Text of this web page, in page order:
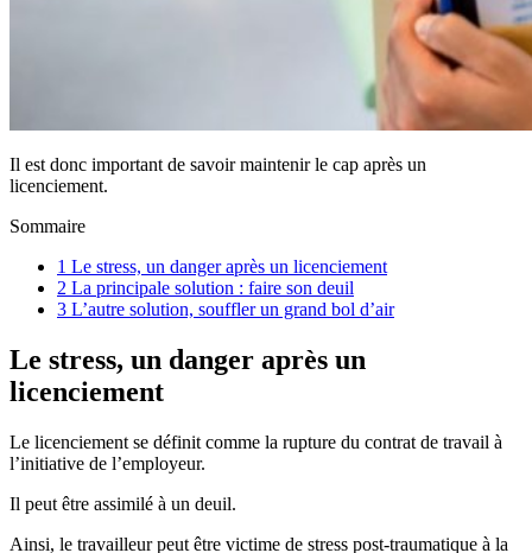
Il est donc important de savoir maintenir le cap après un
licenciement.
Sommaire
1 Le stress, un danger après un licenciement
2 La principale solution : faire son deuil
3 L’autre solution, souffler un grand bol d’air
Le stress, un danger après un
licenciement
Le licenciement se définit comme la rupture du contrat de travail à
l’initiative de l’employeur.
Il peut être assimilé à un deuil.
Ainsi, le travailleur peut être victime de stress post-traumatique à la